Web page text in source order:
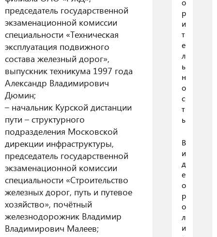
председатель государственной
экзаменационной комиссии
специальности «Техническая
эксплуатация подвижного
состава железный дорог»,
выпускник техникума 1997 года
Александр Владимирович
Дюмин;
– начальник Курской дистанции
пути – структурного
подразделения Московской
дирекции инфраструктуры,
председатель государственной
экзаменационной комиссии
специальности «Строительство
железных дорог, путь и путевое
хозяйство», почётный
железнодорожник Владимир
Владимирович Малеев;
о
р
и
т
е
л
ь
н
о
с
т
ь
В
и
д
е
о
р
о
л
и